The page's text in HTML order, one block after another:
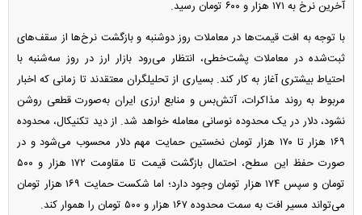
آخرین نرخ به ۱۷۱ هزار و ۶۰۰ تومان رسید.
با توجه به افت قیمت‌ها در معاملات روز دوشنبه و بازگشت نرخ‌ها از سقف‌های
ثبت‌شده در معاملات پشت‌خطی، انتظار می‌رود بازار ارز در روز سه‌شنبه با
احتیاط بیشتری آغاز به کار کند. بسیاری از تحلیلگران معتقدند تا زمانی که اخبار
مربوط به روند مذاکرات، آتش‌بس و منابع ارزی ایران به‌صورت قطعی روشن
نشود، دلار در یک محدوده نوسانی معامله خواهد شد. از دید تکنیکال، محدوده
۱۶۹ هزار تا ۱۷۰ هزار تومان نخستین حمایت مهم دلار محسوب می‌شود و در
صورت حفظ این سطح، احتمال بازگشت قیمت تا مقاومت ۱۷۲ هزار و ۵۰۰
تومان و سپس ۱۷۴ هزار تومان وجود دارد؛ اما شکست حمایت ۱۶۹ هزار تومان
می‌تواند مسیر افت به سمت محدوده ۱۶۷ هزار و ۵۰۰ تومان را هموار کند.